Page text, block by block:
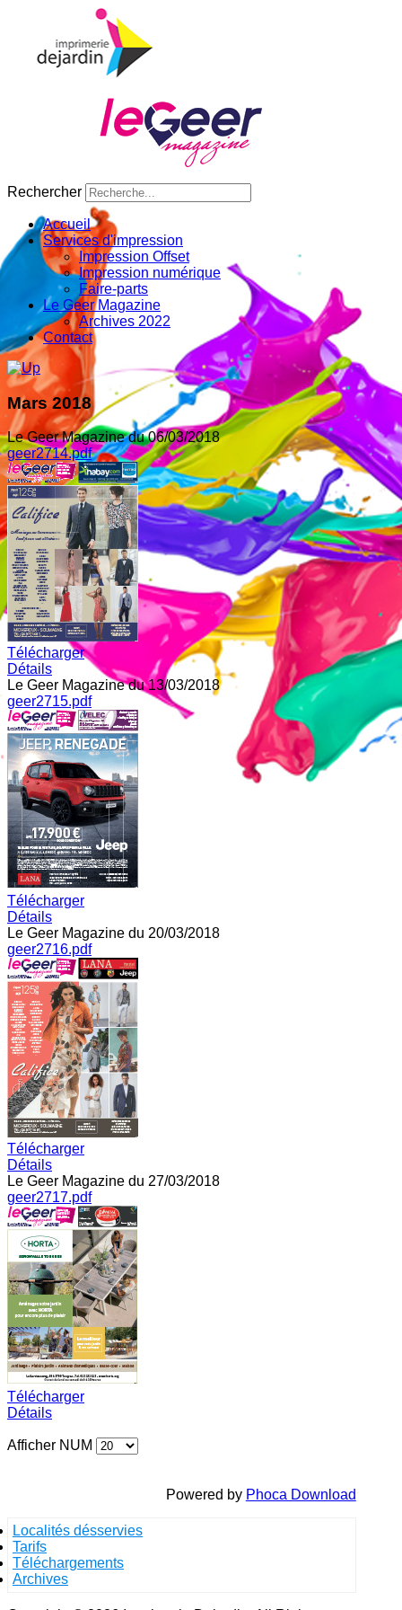
Rechercher
Accueil
Services d'impression
Impression Offset
Impression numérique
Faire-parts
Le Geer Magazine
Archives 2022
Contact
Mars 2018
Le Geer Magazine du 06/03/2018
geer2714.pdf
Télécharger
Détails
Le Geer Magazine du 13/03/2018
geer2715.pdf
Télécharger
Détails
Le Geer Magazine du 20/03/2018
geer2716.pdf
Télécharger
Détails
Le Geer Magazine du 27/03/2018
geer2717.pdf
Télécharger
Détails
Afficher NUM
Powered by Phoca Download
Localités désservies
Tarifs
Téléchargements
Archives